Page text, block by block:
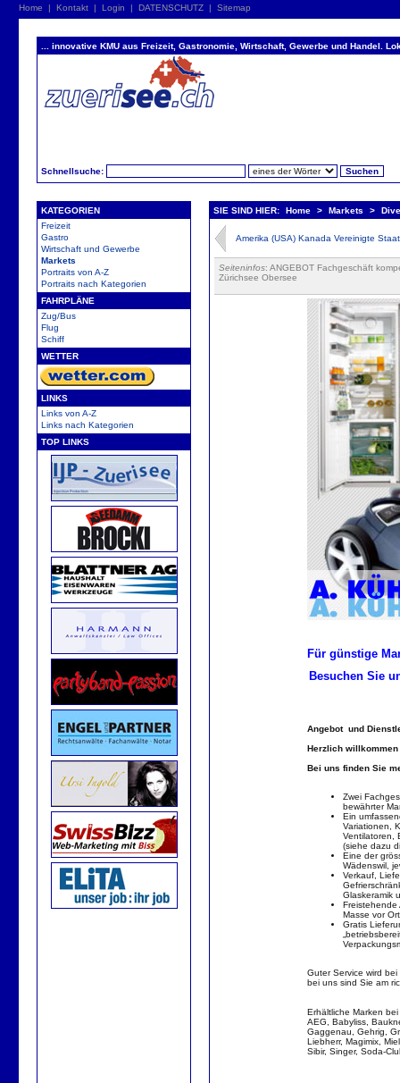
Home | Kontakt | Login | DATENSCHUTZ | Sitemap
... innovative KMU aus Freizeit, Gastronomie, Wirtschaft, Gewerbe und Handel.
Schnellsuche:
KATEGORIEN
Freizeit
Gastro
Wirtschaft und Gewerbe
Markets
Portraits von A-Z
Portraits nach Kategorien
FAHRPLÄNE
Zug/Bus
Flug
Schiff
WETTER
LINKS
Links von A-Z
Links nach Kategorien
TOP LINKS
SIE SIND HIER: Home > Markets >
Amerika (USA) Kanada Vereinigte
Seiteninfos: ANGEBOT Fachgeschäft
Zürichsee Obersee
Für günstige
Besuchen Sie
Angebot und
Herzlich
Bei uns finden Sie
Zwei
bewährter
Ein
Variationen,
Ventilatoren,
(siehe dazu
Eine der
Wädenswil,
Verkauf,
Glaskeramik
Freistehende
Masse vor
Gratis
Guter Service wird
bei uns sind Sie am
Erhältliche Marken
AEG, Babyliss,
Gaggenau, Gehrig,
Liebherr, Magimix,
Sibir, Singer, Soda-